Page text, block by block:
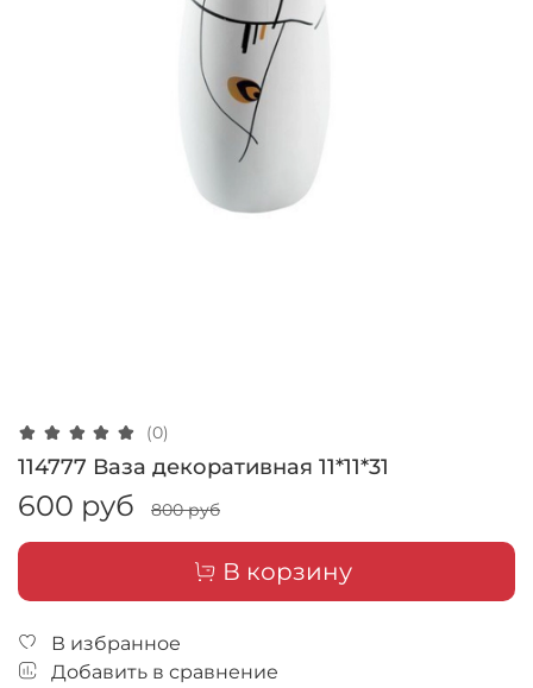
(0)
114777 Ваза декоративная 11*11*31
600 руб 800 руб
В корзину
В избранное
Добавить в сравнение